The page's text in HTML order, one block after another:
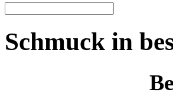
Schmuck in